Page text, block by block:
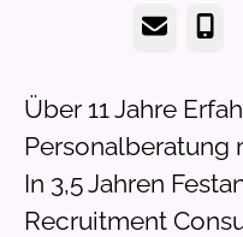
Email Phone
Über 11 Jahre
Personalberatung
In 3,5 Jahren
Recruitment